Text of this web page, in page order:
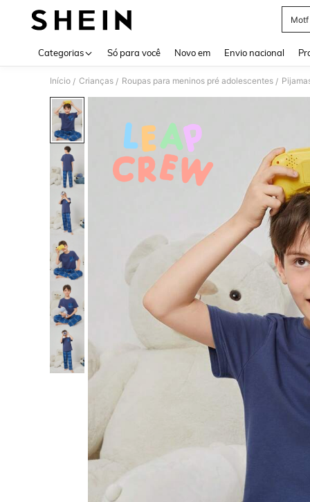
Motf
Categorias Só para você Novo em Envio nacional
Início / Crianças / Roupas para meninos pré adolescentes /